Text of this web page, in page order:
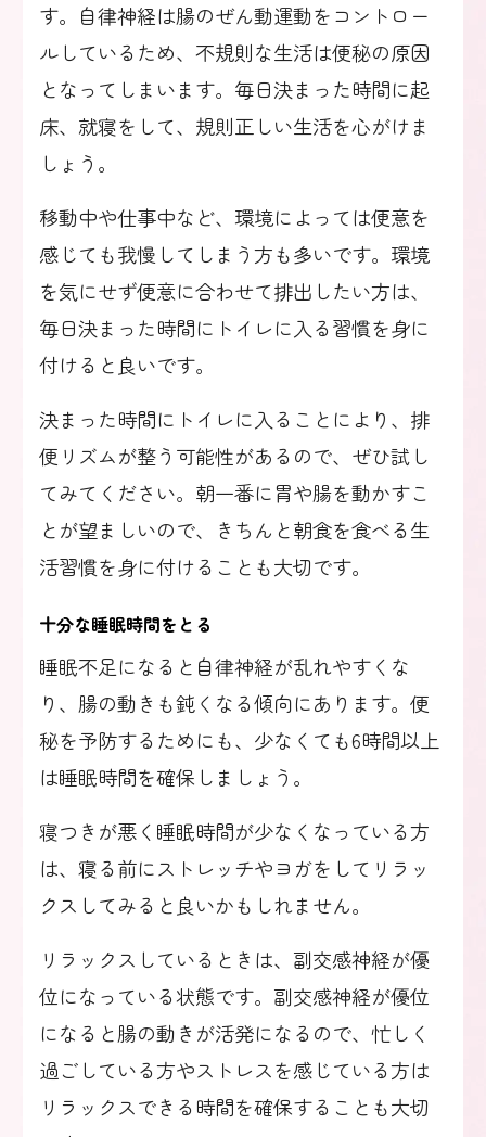
す。自律神経は腸のぜん動運動をコントロー
ルしているため、不規則な生活は便秘の原因
となってしまいます。毎日決まった時間に起
床、就寝をして、規則正しい生活を心がけま
しょう。
移動中や仕事中など、環境によっては便意を
感じても我慢してしまう方も多いです。環境
を気にせず便意に合わせて排出したい方は、
毎日決まった時間にトイレに入る習慣を身に
付けると良いです。
決まった時間にトイレに入ることにより、排
便リズムが整う可能性があるので、ぜひ試し
てみてください。朝一番に胃や腸を動かすこ
とが望ましいので、きちんと朝食を食べる生
活習慣を身に付けることも大切です。
十分な睡眠時間をとる
睡眠不足になると自律神経が乱れやすくな
り、腸の動きも鈍くなる傾向にあります。便
秘を予防するためにも、少なくても6時間以上
は睡眠時間を確保しましょう。
寝つきが悪く睡眠時間が少なくなっている方
は、寝る前にストレッチやヨガをしてリラッ
クスしてみると良いかもしれません。
リラックスしているときは、副交感神経が優
位になっている状態です。副交感神経が優位
になると腸の動きが活発になるので、忙しく
過ごしている方やストレスを感じている方は
リラックスできる時間を確保することも大切